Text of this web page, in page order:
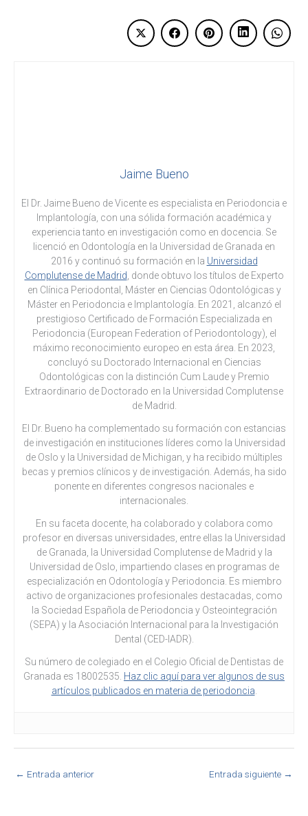
Jaime Bueno
El Dr. Jaime Bueno de Vicente es especialista en Periodoncia e
Implantología, con una sólida formación académica y
experiencia tanto en investigación como en docencia. Se
licenció en Odontología en la Universidad de Granada en
2016 y continuó su formación en la Universidad
Complutense de Madrid , donde obtuvo los títulos de Experto
en Clínica Periodontal, Máster en Ciencias Odontológicas y
Máster en Periodoncia e Implantología. En 2021, alcanzó el
prestigioso Certificado de Formación Especializada en
Periodoncia (European Federation of Periodontology), el
máximo reconocimiento europeo en esta área. En 2023,
concluyó su Doctorado Internacional en Ciencias
Odontológicas con la distinción Cum Laude y Premio
Extraordinario de Doctorado en la Universidad Complutense
de Madrid.
El Dr. Bueno ha complementado su formación con estancias
de investigación en instituciones líderes como la Universidad
de Oslo y la Universidad de Michigan, y ha recibido múltiples
becas y premios clínicos y de investigación. Además, ha sido
ponente en diferentes congresos nacionales e
internacionales.
En su faceta docente, ha colaborado y colabora como
profesor en diversas universidades, entre ellas la Universidad
de Granada, la Universidad Complutense de Madrid y la
Universidad de Oslo, impartiendo clases en programas de
especialización en Odontología y Periodoncia. Es miembro
activo de organizaciones profesionales destacadas, como
la Sociedad Española de Periodoncia y Osteointegración
(SEPA) y la Asociación Internacional para la Investigación
Dental (CED-IADR).
Su número de colegiado en el Colegio Oficial de Dentistas de
Granada es 18002535. Haz clic aquí para ver algunos de sus
artículos publicados en materia de periodoncia
← Entrada anterior Entrada siguiente →